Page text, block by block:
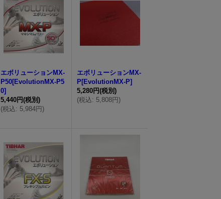
エボリューションMX-
P50[EvolutionMX-P5
0]
5,440円(税別)
(税込: 5,984円)
エボリューションMX-
P[EvolutionMX-P]
5,280円(税別)
(税込: 5,808円)